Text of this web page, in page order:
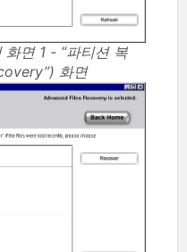
면 1 - “파티션 복
화면